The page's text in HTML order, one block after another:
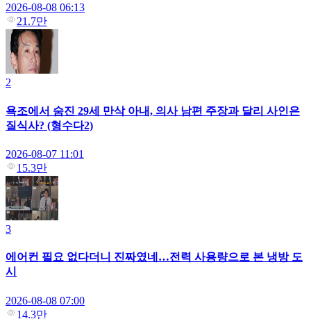
2026-08-08 06:13
21.7만
2
욕조에서 숨진 29세 만삭 아내, 의사 남편 주장과 달리 사인은
질식사? (형수다2)
2026-08-07 11:01
15.3만
3
에어컨 필요 없다더니 진짜였네…전력 사용량으로 본 냉방 도
시
2026-08-08 07:00
14.3만